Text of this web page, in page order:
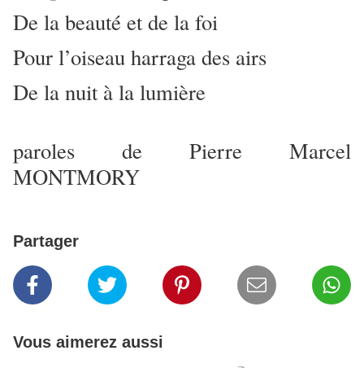
De la beauté et de la foi
Pour l’oiseau harraga des airs
De la nuit à la lumière
paroles de Pierre Marcel
MONTMORY
Partager
Vous aimerez aussi